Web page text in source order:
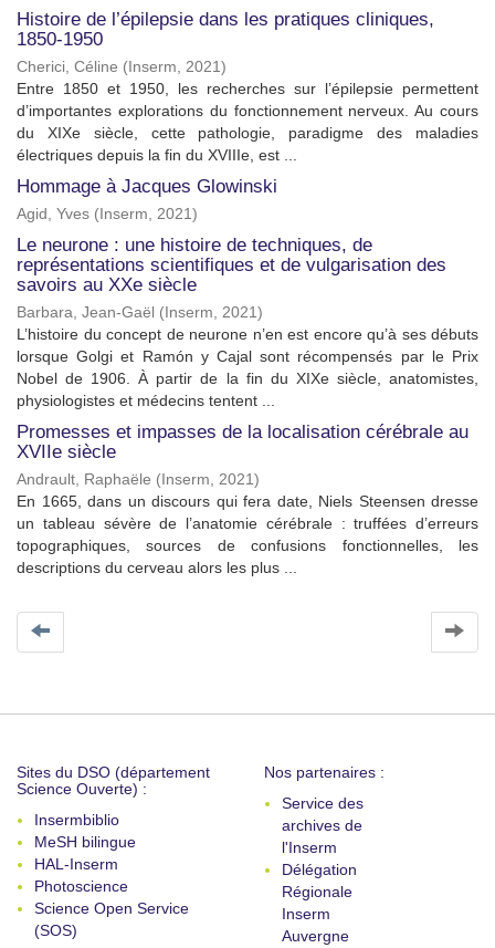
Histoire de l’épilepsie dans les pratiques cliniques,
1850-1950
Cherici, Céline ( Inserm, 2021)
Entre 1850 et 1950, les recherches sur l’épilepsie permettent
d’importantes explorations du fonctionnement nerveux. Au cours
du XIXe siècle, cette pathologie, paradigme des maladies
électriques depuis la fin du XVIIIe, est ...
Hommage à Jacques Glowinski
Agid, Yves ( Inserm, 2021)
Le neurone : une histoire de techniques, de
représentations scientifiques et de vulgarisation des
savoirs au XXe siècle
Barbara, Jean-Gaël ( Inserm, 2021)
L’histoire du concept de neurone n’en est encore qu’à ses débuts
lorsque Golgi et Ramón y Cajal sont récompensés par le Prix
Nobel de 1906. À partir de la fin du XIXe siècle, anatomistes,
physiologistes et médecins tentent ...
Promesses et impasses de la localisation cérébrale au
XVIIe siècle
Andrault, Raphaële ( Inserm, 2021)
En 1665, dans un discours qui fera date, Niels Steensen dresse
un tableau sévère de l’anatomie cérébrale : truffées d’erreurs
topographiques, sources de confusions fonctionnelles, les
descriptions du cerveau alors les plus ...
Sites du DSO (département
Science Ouverte) :
Insermbiblio
MeSH bilingue
HAL-Inserm
Photoscience
Science Open Service
(SOS)
Nos partenaires :
Service des
archives de
l'Inserm
Délégation
Régionale
Inserm
Auvergne